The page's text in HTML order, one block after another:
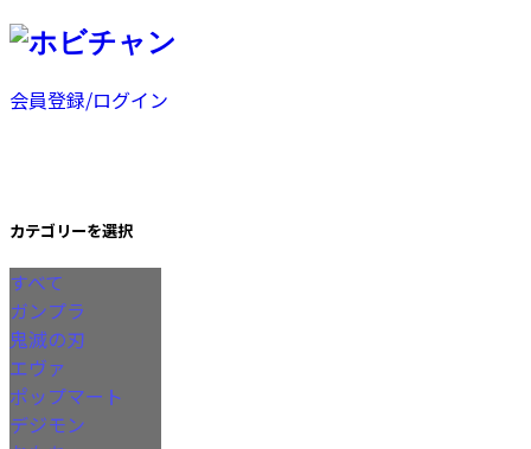
会員登録/ログイン
カテゴリーを選択
すべて
ガンプラ
鬼滅の刃
エヴァ
ポップマート
デジモン